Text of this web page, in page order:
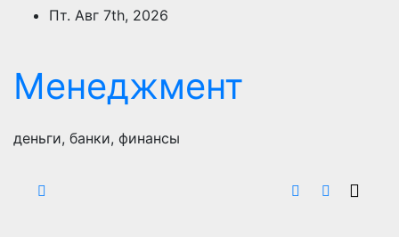
ПерейтиПт. Авг 7th, 2026
Менеджмент
деньги, банки, финансы